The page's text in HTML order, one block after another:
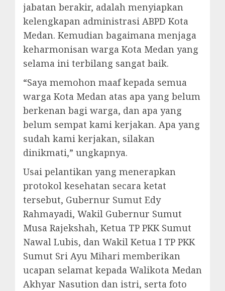
jabatan berakir, adalah menyiapkan
kelengkapan administrasi ABPD Kota
Medan. Kemudian bagaimana menjaga
keharmonisan warga Kota Medan yang
selama ini terbilang sangat baik.
“Saya memohon maaf kepada semua
warga Kota Medan atas apa yang belum
berkenan bagi warga, dan apa yang
belum sempat kami kerjakan. Apa yang
sudah kami kerjakan, silakan
dinikmati,” ungkapnya.
Usai pelantikan yang menerapkan
protokol kesehatan secara ketat
tersebut, Gubernur Sumut Edy
Rahmayadi, Wakil Gubernur Sumut
Musa Rajekshah, Ketua TP PKK Sumut
Nawal Lubis, dan Wakil Ketua I TP PKK
Sumut Sri Ayu Mihari memberikan
ucapan selamat kepada Walikota Medan
Akhyar Nasution dan istri, serta foto